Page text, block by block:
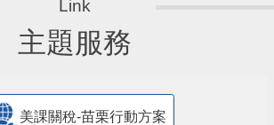
主題服務
美課關稅-苗栗行動方案